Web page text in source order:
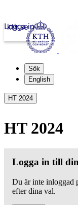
kth.se
Logga in
Sök
English
HT 2024
HT 2024
Logga in till
Du är inte inloggad
efter dina val.